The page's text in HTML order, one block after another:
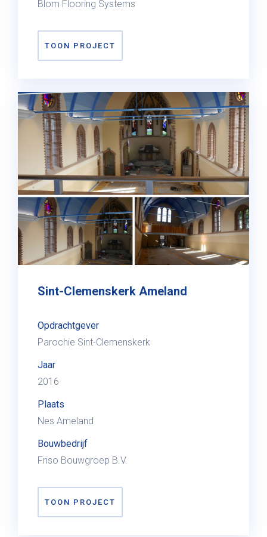
Blom Flooring Systems
TOON PROJECT
Sint-Clemenskerk Ameland
Opdrachtgever
Parochie Sint-Clemenskerk
Jaar
2016
Plaats
Nes Ameland
Bouwbedrijf
Friso Bouwgroep B.V.
TOON PROJECT